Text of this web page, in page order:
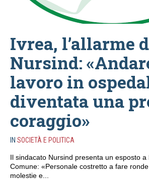
Ivrea, l’allarme
Nursind:
lavoro in
diventata una
coraggio»
IN SOCIETÀ E POLITICA
Il sindacato Nursind presenta un esposto a
Comune: «Personale costretto a fare
molestie e...